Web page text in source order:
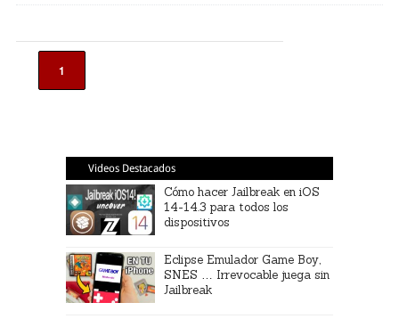
1
Videos Destacados
Cómo hacer Jailbreak en iOS
14-14.3 para todos los
dispositivos
Eclipse Emulador Game Boy,
SNES … Irrevocable juega sin
Jailbreak